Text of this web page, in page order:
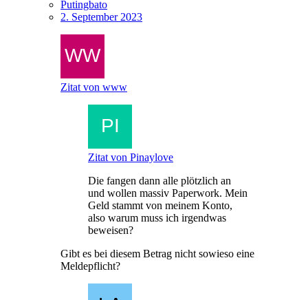
Putingbato
2. September 2023
Zitat von www
Zitat von Pinaylove
Die fangen dann alle plötzlich an
und wollen massiv Paperwork. Mein
Geld stammt von meinem Konto,
also warum muss ich irgendwas
beweisen?
Gibt es bei diesem Betrag nicht sowieso eine
Meldepflicht?